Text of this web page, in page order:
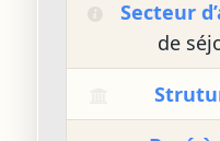
Secteur
de